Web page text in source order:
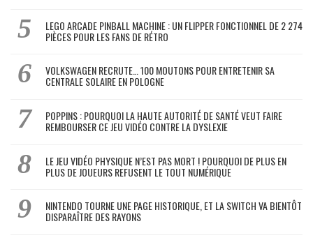
LEGO ARCADE PINBALL MACHINE : UN FLIPPER FONCTIONNEL DE 2 274
PIÈCES POUR LES FANS DE RÉTRO
VOLKSWAGEN RECRUTE… 100 MOUTONS POUR ENTRETENIR SA
CENTRALE SOLAIRE EN POLOGNE
POPPINS : POURQUOI LA HAUTE AUTORITÉ DE SANTÉ VEUT FAIRE
REMBOURSER CE JEU VIDÉO CONTRE LA DYSLEXIE
LE JEU VIDÉO PHYSIQUE N’EST PAS MORT ! POURQUOI DE PLUS EN
PLUS DE JOUEURS REFUSENT LE TOUT NUMÉRIQUE
NINTENDO TOURNE UNE PAGE HISTORIQUE, ET LA SWITCH VA BIENTÔT
DISPARAÎTRE DES RAYONS